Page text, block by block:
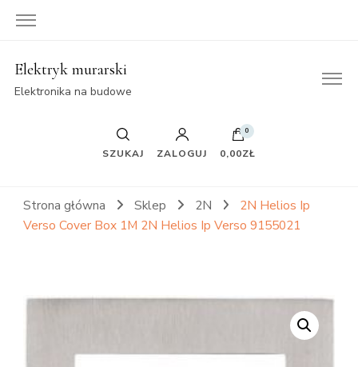
Elektryk murarski
Elektronika na budowe
SZUKAJ ZALOGUJ
0
0,00ZŁ
Strona główna Sklep 2N
2N Helios Ip
Verso Cover Box 1M 2N Helios Ip Verso 9155021